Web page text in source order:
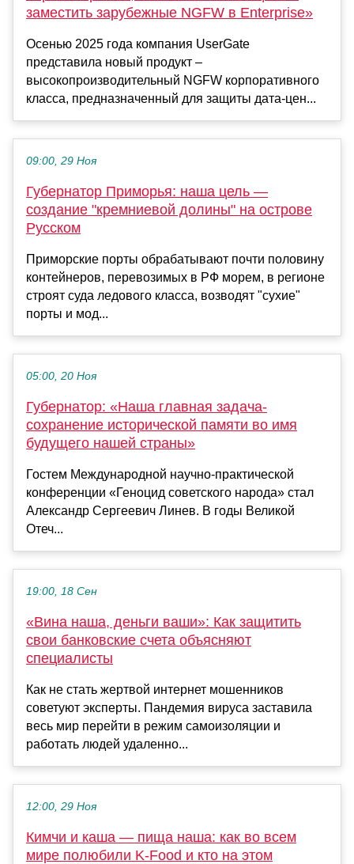
заместить зарубежные NGFW в Enterprise»
Осенью 2025 года компания UserGate
представила новый продукт –
высокопроизводительный NGFW корпоративного
класса, предназначенный для защиты дата-цен...
09:00, 29 Ноя
Губернатор Приморья: наша цель —
создание "кремниевой долины" на острове
Русском
Приморские порты обрабатывают почти половину
контейнеров, перевозимых в РФ морем, в регионе
строят суда ледового класса, возводят "сухие"
порты и мод...
05:00, 20 Ноя
Губернатор: «Наша главная задача-
сохранение исторической памяти во имя
будущего нашей страны»
Гостем Международной научно-практической
конференции «Геноцид советского народа» стал
Александр Сергеевич Линев. В годы Великой
Отеч...
19:00, 18 Сен
«Вина наша, деньги ваши»: Как защитить
свои банковские счета объясняют
специалисты
Как не стать жертвой интернет мошенников
советуют эксперты. Пандемия вируса заставила
весь мир перейти в режим самоизоляции и
работать людей удаленно...
12:00, 29 Ноя
Кимчи и каша — пища наша: как во всем
мире полюбили K-Food и кто на этом